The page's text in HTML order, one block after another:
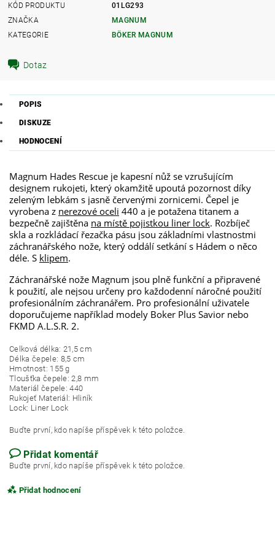
KÓD PRODUKTU
01LG293
ZNAČKA
MAGNUM
KATEGORIE
BÖKER MAGNUM
Dotaz
POPIS
DISKUZE
HODNOCENÍ
Magnum Hades Rescue je kapesní nůž se vzrušujícím
designem rukojeti, který okamžitě upoutá pozornost díky
zeleným lebkám s jasně červenými zornicemi. Čepel je
vyrobena z nerezové oceli 440 a je potažena titanem a
bezpečně zajištěna na místě pojistkou liner lock. Rozbíječ
skla a rozkládací řezačka pásu jsou základními vlastnostmi
záchranářského nože, který oddálí setkání s Hádem o něco
déle. S klipem.
Záchranářské nože Magnum jsou plně funkční a připravené
k použití, ale nejsou určeny pro každodenní náročné použití
profesionálním záchranářem. Pro profesionální uživatele
doporučujeme například modely Boker Plus Savior nebo
FKMD A.L.S.R. 2.
Celková délka: 21,5 cm
Délka čepele: 8,5 cm
Hmotnost: 155 g
Tloušťka čepele: 2,8 mm
Materiál čepele: 440
Rukojeť Materiál: Hliník
Lock: Liner Lock
Buďte první, kdo napíše příspěvek k této položce.
Přidat komentář
Buďte první, kdo napíše příspěvek k této položce.
Přidat hodnocení